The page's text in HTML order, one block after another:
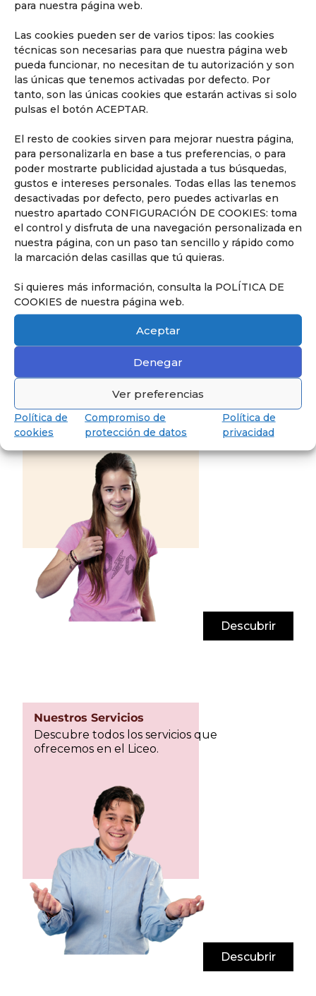
para nuestra página web.
Las cookies pueden ser de varios tipos: las cookies
técnicas son necesarias para que nuestra página web
pueda funcionar, no necesitan de tu autorización y son
las únicas que tenemos activadas por defecto. Por
tanto, son las únicas cookies que estarán activas si solo
pulsas el botón ACEPTAR.
El resto de cookies sirven para mejorar nuestra página,
para personalizarla en base a tus preferencias, o para
poder mostrarte publicidad ajustada a tus búsquedas,
gustos e intereses personales. Todas ellas las tenemos
desactivadas por defecto, pero puedes activarlas en
nuestro apartado CONFIGURACIÓN DE COOKIES: toma
el control y disfruta de una navegación personalizada en
nuestra página, con un paso tan sencillo y rápido como
la marcación delas casillas que tú quieras.
Si quieres más información, consulta la POLÍTICA DE
COOKIES de nuestra página web.
Aceptar
Denegar
Ver preferencias
Política de
cookies
Compromiso de
protección de datos
Política de
privacidad
Conoce nuestra pedagogía
de infantil y primaria
Los niños van a aprender jugando,
reflexionando y memorizando.
Descubrir
Hasta los 18 años, preparados para
obtener el Baccalauréat.
Descubrir
Nuestros Servicios
Descubre todos los servicios que
ofrecemos en el Liceo.
Descubrir